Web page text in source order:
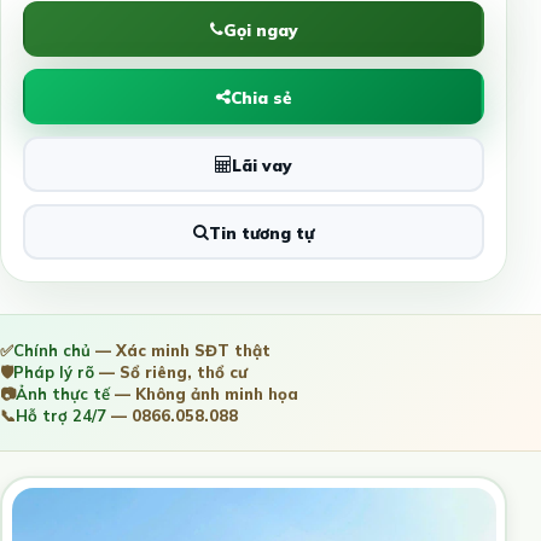
Gọi ngay
Chia sẻ
Lãi vay
Tin tương tự
✅Chính chủ — Xác minh SĐT thật
🛡️Pháp lý rõ — Sổ riêng, thổ cư
📷Ảnh thực tế— Không ảnh minh họa
📞Hỗ trợ 24/7 — 0866.058.088